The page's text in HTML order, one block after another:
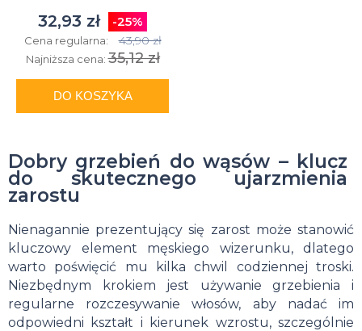
32,93 zł -25%
Cena regularna: 43,90 zł
Najniższa cena:35,12 zł
DO KOSZYKA
Dobry grzebień do wąsów – klucz
do skutecznego ujarzmienia
zarostu
Nienagannie prezentujący się zarost może stanowić
kluczowy element męskiego wizerunku, dlatego
warto poświęcić mu kilka chwil codziennej troski.
Niezbędnym krokiem jest używanie grzebienia i
regularne rozczesywanie włosów, aby nadać im
odpowiedni kształt i kierunek wzrostu, szczególnie